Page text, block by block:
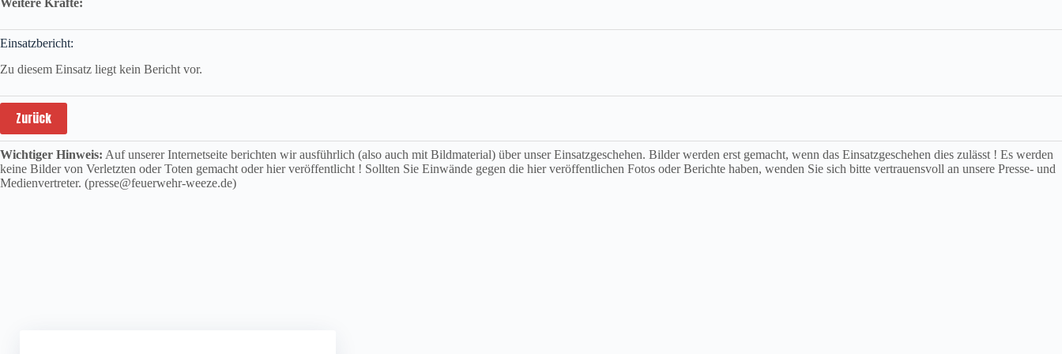
Weitere Kräfte:
Einsatzbericht:
Zu diesem Einsatz liegt kein Bericht vor.
Zurück
Wichtiger Hinweis: Auf unserer Internetseite berichten wir ausführlich (also auch mit Bildmaterial) über unser Einsatzgeschehen. Bilder werden erst gemacht, wenn das Einsatzgeschehen dies zulässt ! Es werden
keine Bilder von Verletzten oder Toten gemacht oder hier veröffentlicht ! Sollten Sie Einwände gegen die hier veröffentlichen Fotos oder Berichte haben, wenden Sie sich bitte vertrauensvoll an unsere Presse- und
Medienvertreter. (presse@feuerwehr-weeze.de)